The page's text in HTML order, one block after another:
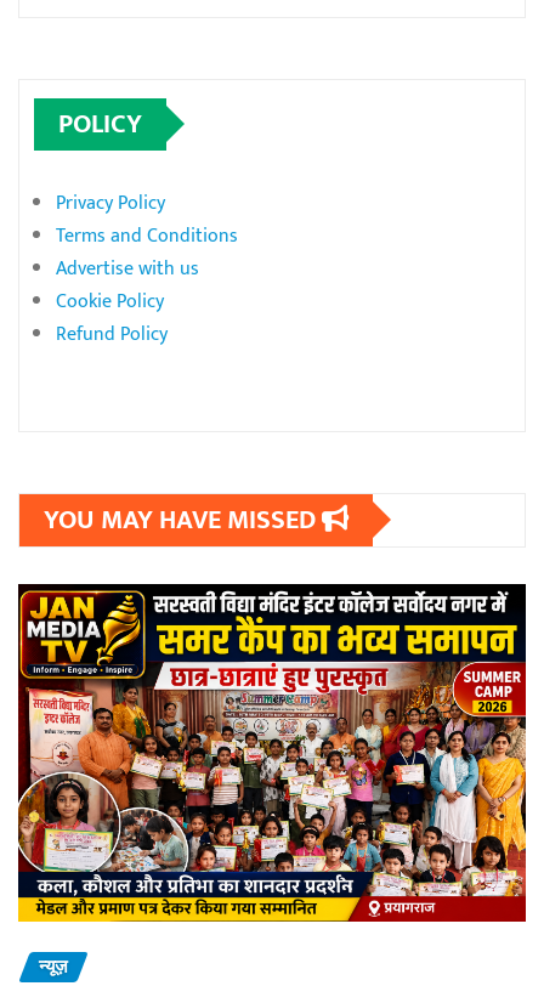
POLICY
Privacy Policy
Terms and Conditions
Advertise with us
Cookie Policy
Refund Policy
YOU MAY HAVE MISSED
न्यूज़